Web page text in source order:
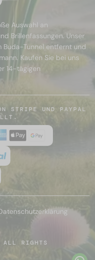
Auswahl an
Brillenfassungen. Unser
Tunnel entfernt und
Kaufen Sie bei uns
14-tägigen
STRIPE UND PAYPAL
ALL RIGHTS